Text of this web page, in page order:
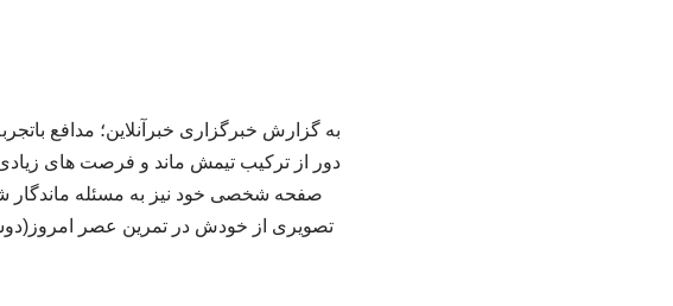
به گزارش خبرگزاری خبرآنلاین؛ مدافع
دور از ترکیب تیمش ماند و فرصت های زیادی
صفحه شخصی خود نیز به مسئله ماندگار
تصویری از خودش در تمرین عصر